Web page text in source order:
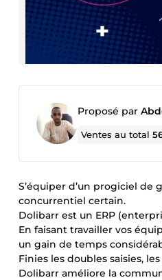
Proposé par
Ventes au total
S’équiper d’un progiciel de
concurrentiel certain.
Dolibarr est un ERP
En faisant travailler vos
un gain de temps
Finies les doubles saisies,
Dolibarr améliore la